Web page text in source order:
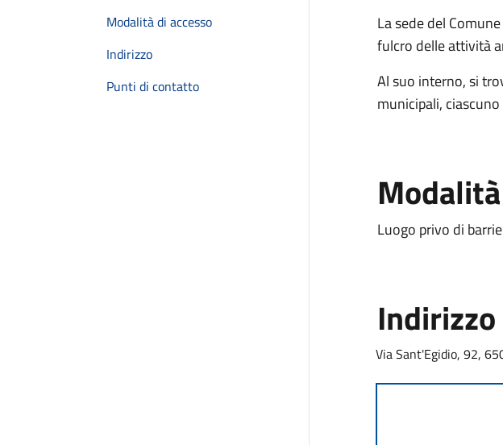
Modalità di accesso
Indirizzo
Punti di contatto
La sede del
fulcro delle attività
Al suo interno, si
municipali,
Luogo privo di
Indirizzo
Via Sant'Egidio, 92,